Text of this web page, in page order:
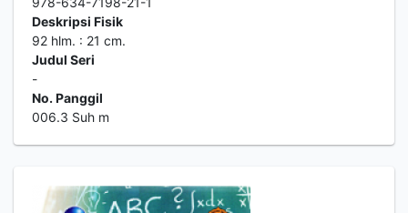
Deskripsi Fisik
92 hlm. : 21 cm.
Judul Seri
-
No. Panggil
006.3 Suh m